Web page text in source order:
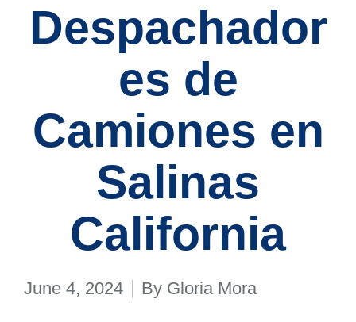
Despachador
es de
Camiones en
Salinas
California
June 4, 2024
Posted
By Gloria Mora